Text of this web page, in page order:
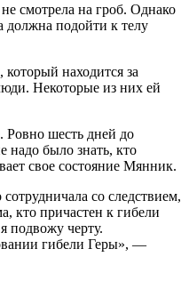
смотрела на гроб. Однако
должна подойти к телу
находится за
Некоторые из них ей
Ровно шесть дней до
надо было знать, кто
свое состояние Мянник.
со следствием,
кто причастен к гибели
подвожу черту.
гибели Геры», —